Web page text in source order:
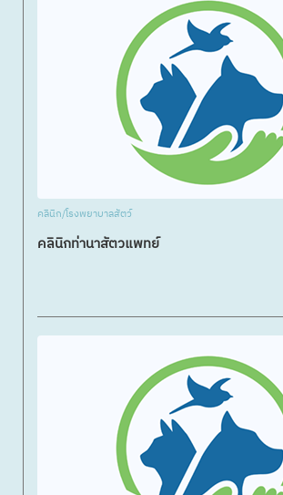
คลินิก/โรงพยาบาลสัตว์
คลินิกท่านาสัตวแพทย์